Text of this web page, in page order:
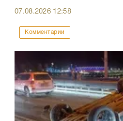
07.08.2026 12:58
Комментарии